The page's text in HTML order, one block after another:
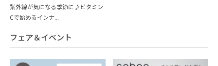
紫外線が気になる季節に♪ビタミン
Cで始めるインナ...
フェア＆イベント